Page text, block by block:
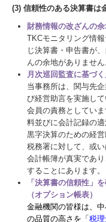
(3) 信頼性のある決算書は
財務情報の改ざんの
TKCモニタリング情
じ決算書・申告書が
んの余地がありません
月次巡回監査に基づ
当事務所は、関与先
び経営助言を実施し
会員の責務としてい
料並びに会計記録の
黒字決算のための経
税務署に対して、或
会計帳簿が真実であ
することにあります。
「決算書の信頼性」
（オプション帳表）
金融機関の皆様は、
の品質の高さを「税